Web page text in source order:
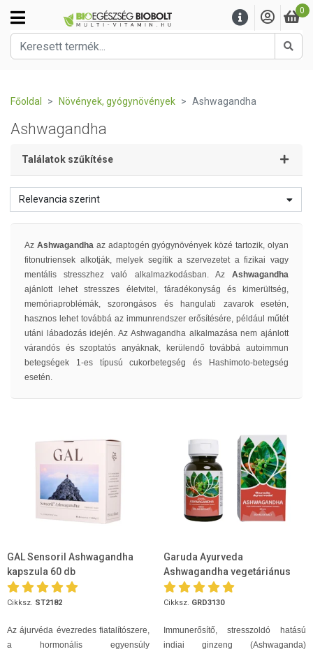
0
Főoldal Növények, gyógynövények Ashwagandha
Ashwagandha
Találatok szűkítése
Relevancia szerint
Az Ashwagandhaaz adaptogén gyógynövények közé tartozik, olyan
fitonutriensek alkotják, melyek segítik a szervezetet a fizikai vagy
mentális stresszhez való alkalmazkodásban. Az Ashwagandha
ajánlott lehet stresszes életvitel, fáradékonyság és kimerültség,
memóriaproblémák, szorongásos és hangulati zavarok esetén,
hasznos lehet továbbá az immunrendszer erősítésére, például műtét
utáni lábadozás idején. Az Ashwagandha alkalmazása nem ajánlott
várandós és szoptatós anyáknak, kerülendő továbbá autoimmun
betegségek 1-es típusú cukorbetegség és Hashimoto-betegség
esetén.
GAL Sensoril Ashwagandha
kapszula 60 db
Cikksz. ST2182
Az ájurvéda évezredes fiatalítószere,
a hormonális egyensúly
Garuda Ayurveda
Ashwagandha vegetáriánus
kapszula 60 db
Cikksz. GRD3130
Immunerősítő, stresszoldó hatású
indiai ginzeng (Ashwaganda)